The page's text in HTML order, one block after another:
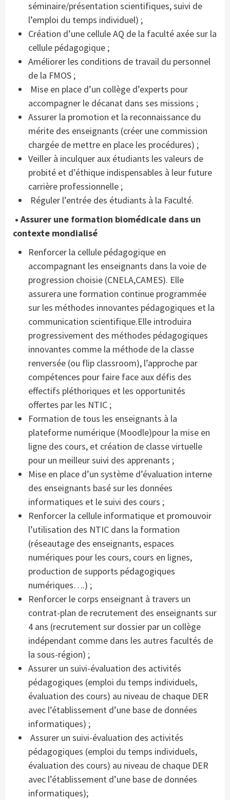
séminaire/présentation scientifiques, suivi de
l’emploi du temps individuel) ;
Création d’une cellule AQ de la faculté axée sur la
cellule pédagogique ;
Améliorer les conditions de travail du personnel
de la FMOS ;
Mise en place d’un collège d’experts pour
accompagner le décanat dans ses missions ;
Assurer la promotion et la reconnaissance du
mérite des enseignants (créer une commission
chargée de mettre en place les procédures) ;
Veiller à inculquer aux étudiants les valeurs de
probité et d’éthique indispensables à leur future
carrière professionnelle ;
Réguler l’entrée des étudiants à la Faculté.
• Assurer une formation biomédicale dans un
contexte mondialisé
Renforcer la cellule pédagogique en
accompagnant les enseignants dans la voie de
progression choisie (CNELA,CAMES). Elle
assurera une formation continue programmée
sur les méthodes innovantes pédagogiques et la
communication scientifique.Elle introduira
progressivement des méthodes pédagogiques
innovantes comme la méthode de la classe
renversée (ou flip classroom), l’approche par
compétences pour faire face aux défis des
effectifs pléthoriques et les opportunités
offertes par les NTIC ;
Formation de tous les enseignants à la
plateforme numérique (Moodle)pour la mise en
ligne des cours, et création de classe virtuelle
pour un meilleur suivi des apprenants ;
Mise en place d’un système d’évaluation interne
des enseignants basé sur les données
informatiques et le suivi des cours ;
Renforcer la cellule informatique et promouvoir
l’utilisation des NTIC dans la formation
(réseautage des enseignants, espaces
numériques pour les cours, cours en lignes,
production de supports pédagogiques
numériques….) ;
Renforcer le corps enseignant à travers un
contrat-plan de recrutement des enseignants sur
4 ans (recrutement sur dossier par un collège
indépendant comme dans les autres facultés de
la sous-région) ;
Assurer un suivi-évaluation des activités
pédagogiques (emploi du temps individuels,
évaluation des cours) au niveau de chaque DER
avec l’établissement d’une base de données
informatiques) ;
Assurer un suivi-évaluation des activités
pédagogiques (emploi du temps individuels,
évaluation des cours) au niveau de chaque DER
avec l’établissement d’une base de données
informatiques);